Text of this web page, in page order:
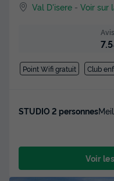
Val D'isere -Voir sur
7.5
Point Wifi gratuit Club
STUDIO 2 personnes
Voir